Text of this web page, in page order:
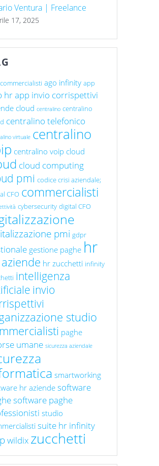
Ventura | Freelance
17, 2025
ago infinity app
hrapp invio corrispettivi
cloud centralino centralino
centralino telefonico
virtuale centralino
centralino voip cloud
cloud computing
pmi codice crisi aziendale;
CFO commercialisti
cybersecurity digital CFO
pmi gdpr
gestione paghe hr
hr zucchetti infinity
intelligenza
invio
studio
paghe
umane sicurezza aziendale
smartworking
hr aziende software
software paghe
studio
suite hr infinity
wildix zucchetti